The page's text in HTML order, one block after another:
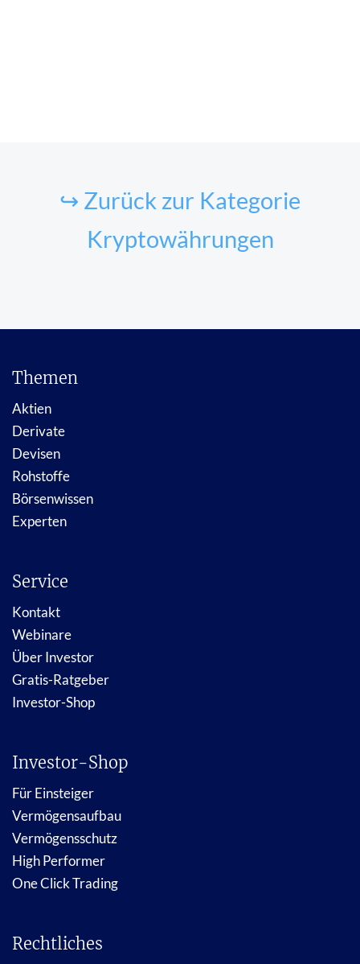
↪ Zurück zur Kategorie
Kryptowährungen
Themen
Aktien
Derivate
Devisen
Rohstoffe
Börsenwissen
Experten
Service
Kontakt
Webinare
Über Investor
Gratis-Ratgeber
Investor-Shop
Investor-Shop
Für Einsteiger
Vermögensaufbau
Vermögensschutz
High Performer
One Click Trading
Rechtliches